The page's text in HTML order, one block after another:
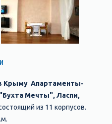
Крыму Апартаменты-
Мечты", Ласпи,
из 11 корпусов.